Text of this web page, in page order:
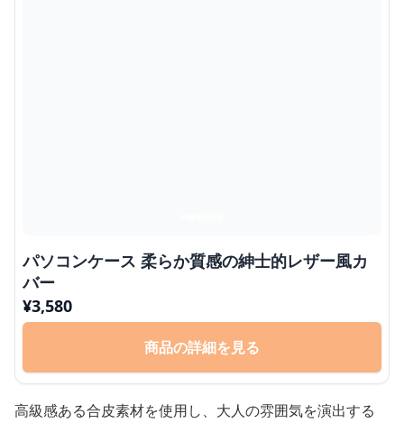
パソコンケース 柔らか質感の紳士的レザー風カ
バー
¥3,580
商品の詳細を見る
高級感ある合皮素材を使用し、大人の雰囲気を演出する